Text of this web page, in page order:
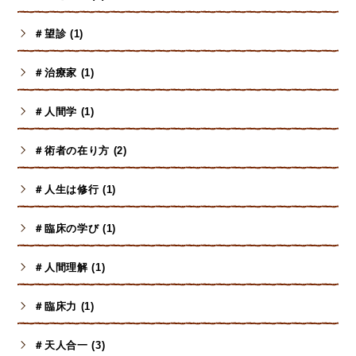
＃望診 (1)
＃治療家 (1)
＃人間学 (1)
＃術者の在り方 (2)
＃人生は修行 (1)
＃臨床の学び (1)
＃人間理解 (1)
＃臨床力 (1)
＃天人合一 (3)